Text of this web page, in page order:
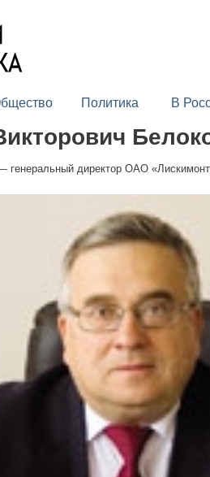
Политика В
генеральный директор ОАО